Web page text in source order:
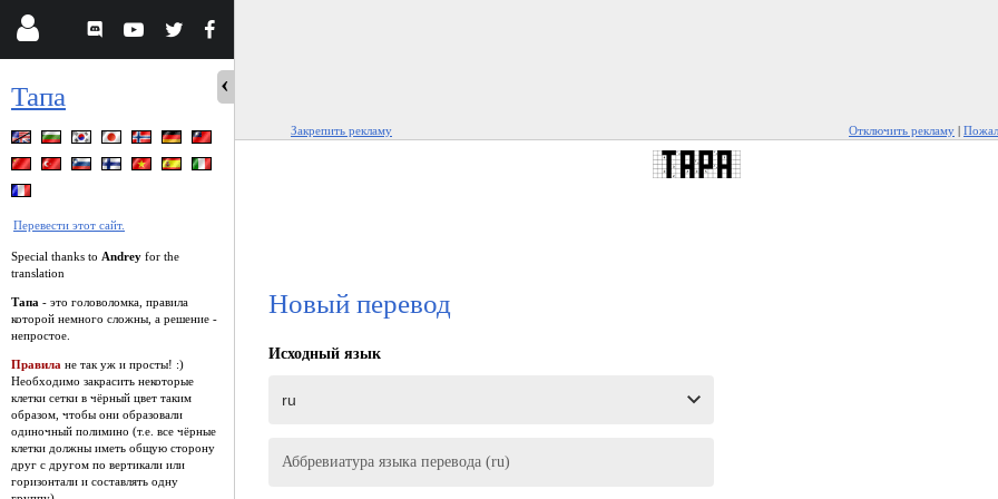
Тапа
Перевести этот сайт.
Special thanks to Andrey for the
translation
Тапа - это головоломка, правила
которой немного сложны, а решение -
непростое.
Правила не так уж и просты! :)
Необходимо закрасить некоторые
клетки сетки в чёрный цвет таким
образом, чтобы они образовали
одиночный полимино (т.е. все чёрные
клетки должны иметь общую сторону
друг с другом по вертикали или
горизонтали и составлять одну
Закрепить рекламу Отключить рекламу |
Новый перевод
Исходный язык
Аббревиатура языка перевода (ru)